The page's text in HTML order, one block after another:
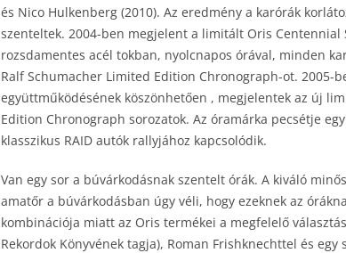
és Nico Hulkenberg (2010). Az eredmény a karórák
szenteltek. 2004-ben megjelent a limitált Oris
rozsdamentes acél tokban, nyolcnapos órával, minden
Ralf Schumacher Limited Edition Chronograph-ot. 2005-
együttműködésének köszönhetően , megjelentek az új
Edition Chronograph sorozatok. Az óramárka pecsétje
klasszikus RAID autók rallyjához kapcsolódik.
Van egy sor a búvárkodásnak szentelt órák. A kiváló
amatőr a búvárkodásban úgy véli, hogy ezeknek az
kombinációja miatt az Oris termékei a megfelelő
Rekordok Könyvének tagja), Roman Frishknechttel és